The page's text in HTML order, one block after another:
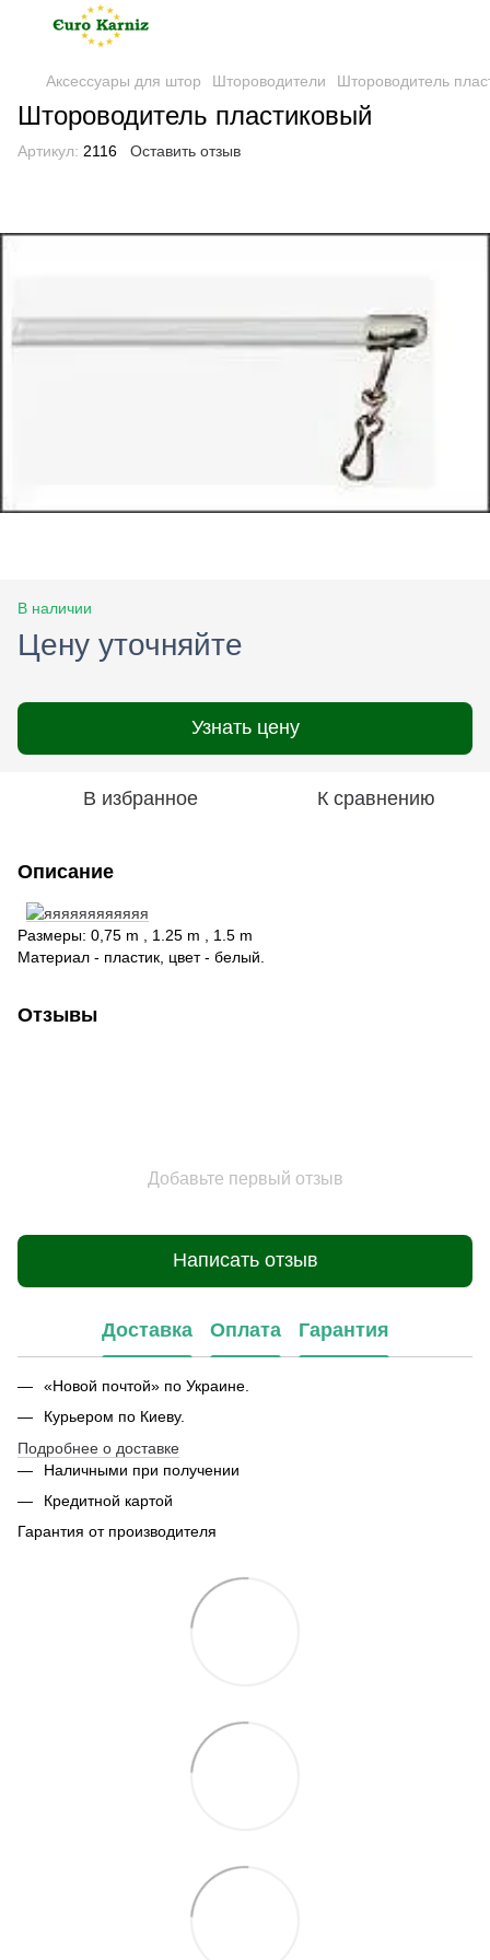
Аксессуары для штор Штороводители Штороводитель
Штороводитель пластиковый
Артикул: 2116 Оставить отзыв
В наличии
Цену уточняйте
Узнать цену
В избранное К сравнению
Описание
Размеры: 0,75 m , 1.25 m , 1.5 m
Материал - пластик, цвет - белый.
Отзывы
Добавьте первый отзыв
Написать отзыв
Доставка Оплата Гарантия
«Новой почтой» по Украине.
Курьером по Киеву.
Подробнее о доставке
Наличными при получении
Кредитной картой
Гарантия от производителя